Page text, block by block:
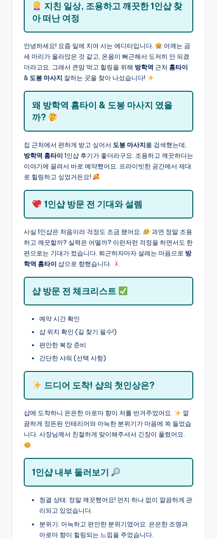
지친 일상, 조용하고 깨끗한 1인샵 찾
아 떠난 여정
안녕하세요! 요즘 일에 치여 사는 에디터입니다.
어깨는 곰
세 마리가 올라앉은 것 같고, 온몸이 뻐근해서 도저히 안 되겠
더라고요. 그래서 큰맘 먹고 힐링을 위해 방학역 근처 홈타이
& 도봉 마사지 잘하는 곳을 찾아 나섰습니다!
왜 방학역 홈타이 & 도봉 마사지 였을
까?
집 근처에서 편하게 받고 싶어서 도봉 마사지를 검색했는데,
방학역 홈타이 1인샵 후기가 좋더라구요. 조용하고 깨끗하다는
이야기에 끌려서 바로 예약했어요. 프라이빗한 공간에서 제대
로 힐링하고 싶었거든요!
1인샵 방문 전 기대와 설렘
사실 1인샵은 처음이라 걱정도 조금 됐어요.
과연 정말 조용
하고 깨끗할까? 실력은 어떨까? 이런저런 걱정을 하면서도 한
편으로는 기대가 컸습니다. 퇴근하자마자 설레는 마음으로 방
학역 홈타이 샵으로 향했습니다.
샵 방문 전 체크리스트
예약 시간 확인
샵 위치 확인 (길 찾기 필수!)
편안한 복장 준비
간단한 샤워 (선택 사항)
드디어 도착! 샵의 첫인상은?
샵에 도착하니 은은한 아로마 향이 저를 반겨주었어요.
깔
끔하게 정돈된 인테리어와 아늑한 분위기가 마음에 쏙 들었습
니다. 사장님께서 친절하게 맞이해주셔서 긴장이 풀렸어요.
1인샵 내부 둘러보기
청결 상태: 정말 깨끗했어요! 먼지 하나 없이 깔끔하게 관
리되고 있었습니다.
분위기: 아늑하고 편안한 분위기였어요. 은은한 조명과
아로마 향이 힐링되는 느낌을 주었습니다.